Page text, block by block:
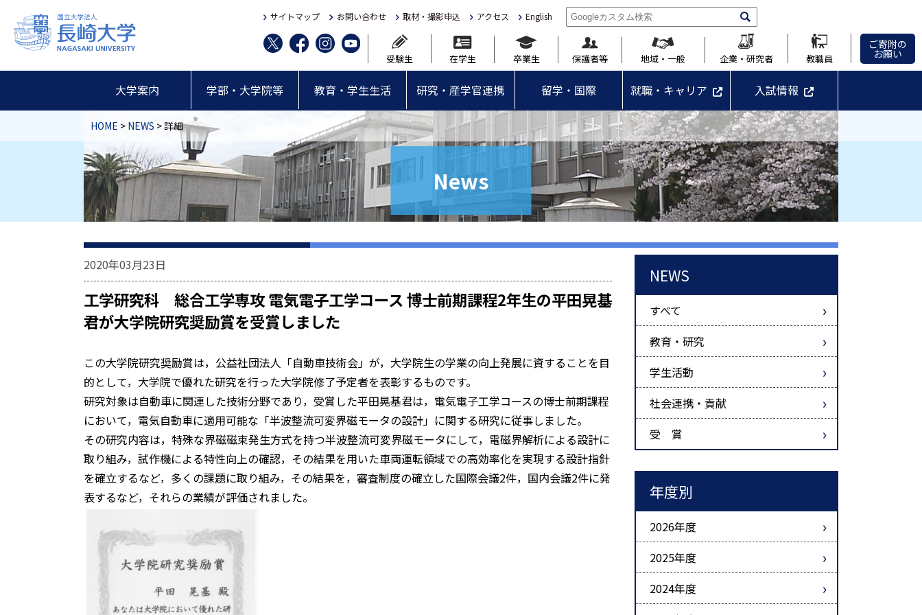
サイトマップ お問い合わせ 取材・撮影申込 アクセス English
受験生 在学生 卒業生 保護者等 地域・一般 企業・研究者 教職員
ご寄附の
お願い
大学案内 学部・大学院等 教育・学生生活 研究・産学官連携 留学・国際 就職・キャリア 入試情報
HOME > NEWS > 詳細
News
2020年03月23日
工学研究科 総合工学専攻 電気電子工学コース 博士前期課程2年生の平田晃基
君が大学院研究奨励賞を受賞しました
この大学院研究奨励賞は，公益社団法人「自動車技術会」が，大学院生の学業の向上発展に資することを目
的として，大学院で優れた研究を行った大学院修了予定者を表彰するものです。
研究対象は自動車に関連した技術分野であり，受賞した平田晃基君は，電気電子工学コースの博士前期課程
において，電気自動車に適用可能な「半波整流可変界磁モータの設計」に関する研究に従事しました。
その研究内容は，特殊な界磁磁束発生方式を持つ半波整流可変界磁モータにして，電磁界解析による設計に
取り組み，試作機による特性向上の確認，その結果を用いた車両運転領域での高効率化を実現する設計指針
を確立するなど，多くの課題に取り組み，その結果を，審査制度の確立した国際会議2件，国内会議2件に発
表するなど，それらの業績が評価されました。
NEWS
すべて
教育・研究
学生活動
社会連携・貢献
受 賞
年度別
2026年度
2025年度
2024年度